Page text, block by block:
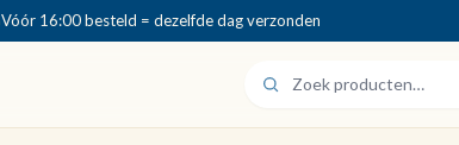
Vóór 16:00 besteld = dezelfde dag verzonden